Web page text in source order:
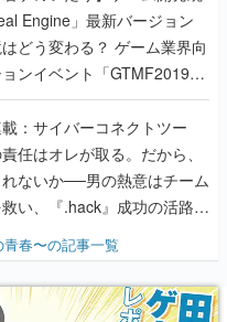
Engine」最新バージョン
どう変わる？ ゲーム業界向
ンイベント「GTMF2019」
理解を深めよう【PR】
載：サイバーコネクトツー
任はオレが取る。だから、
ないか──男の熱意はチーム
い、『.hack』成功の活路を
快男児・松山 洋に流れる血は
』色だった【若ゲのいた
春〜の記事一覧